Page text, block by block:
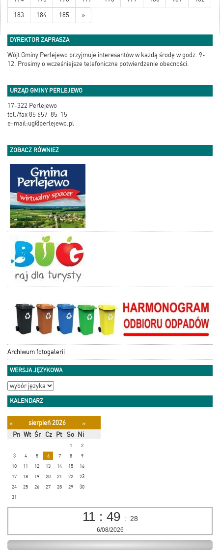
183 184 185 »
DYREKTOR ZAPRASZA
Wójt Gminy Perlejewo przyjmuje interesantów w każdą środę w godz. 9-
12. Prosimy o wcześniejsze telefoniczne potwierdzenie obecności.
URZĄD GMINY PERLEJEWO
17-322 Perlejewo
tel./fax 85 657-85-15
e-mail:ug@perlejewo.pl
ZOBACZ RÓWNIEŻ
Archiwum fotogalerii
WERSJA JĘZYKOWA
KALENDARZ
« sierpień 2026
»
Pn Wt Śr Cz Pt So Ni
1
2
3
4 5 6 7 8
9
10
11 12 13 14 15
16
17
18 19 20 21 22
23
24
25 26 27 28 29
30
31
11 : 49 : 29
6/08/2026